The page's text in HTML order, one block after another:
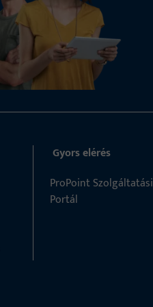
Gyors elérés
ProPoint Szolgáltatási
Portál